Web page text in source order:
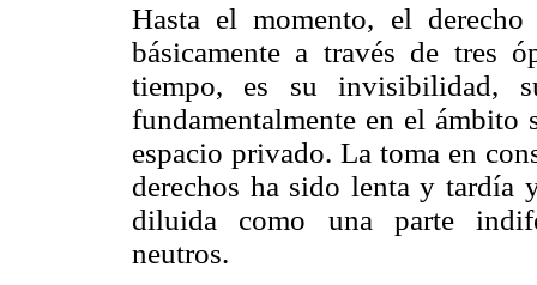
Hasta el momento, el
básicamente a través de tres
tiempo, es su invisibilidad,
fundamentalmente en el
espacio privado. La toma en
derechos ha sido lenta y tardía
diluida como una parte
neutros.